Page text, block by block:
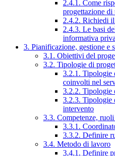
2.4.1. Come
progettazione
2.4.2. Richiedi il
2.4.3. Le basi
informativa
3. Pianificazione, gestione e
3.1. Obiettivi del
3.2. Tipologie di
3.2.1. Tipologie
coinvolti nel
3.2.2. Tipologie
3.2.3. Tipologie
intervento
3.3. Competenze,
3.3.1.
3.3.2. Definire
3.4. Metodo di lavoro
3.4.1. Definire